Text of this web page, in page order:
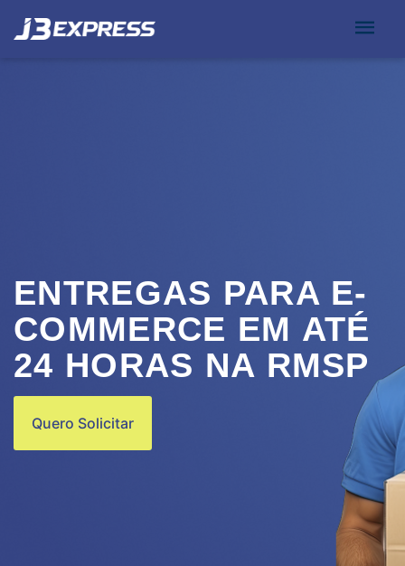
ENTREGAS PARA E-
COMMERCE EM ATÉ
24 HORAS NA RMSP
Quero Solicitar